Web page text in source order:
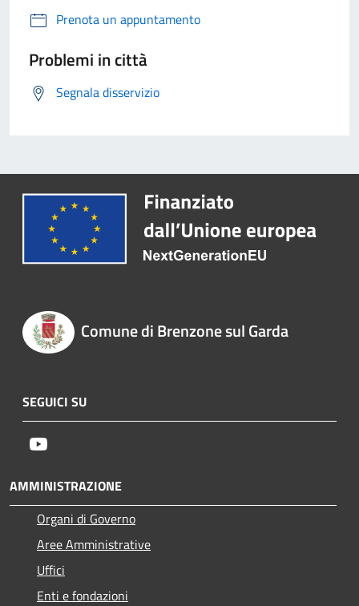
Prenota un appuntamento
Problemi in città
Segnala disservizio
Comune di Brenzone sul Garda
SEGUICI SU
AMMINISTRAZIONE
Organi di Governo
Aree Amministrative
Uffici
Enti e fondazioni